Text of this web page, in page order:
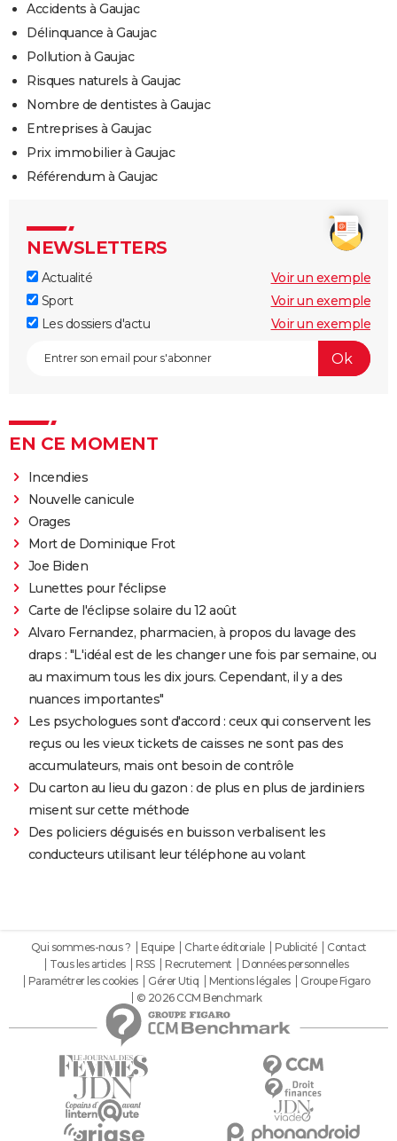
Accidents à Gaujac
Délinquance à Gaujac
Pollution à Gaujac
Risques naturels à Gaujac
Nombre de dentistes à Gaujac
Entreprises à Gaujac
Prix immobilier à Gaujac
Référendum à Gaujac
NEWSLETTERS
Actualité
Voir un exemple
Sport
Voir un exemple
Les dossiers d'actu
Voir un exemple
EN CE MOMENT
Incendies
Nouvelle canicule
Orages
Mort de Dominique Frot
Joe Biden
Lunettes pour l'éclipse
Carte de l'éclipse solaire du 12 août
Alvaro Fernandez, pharmacien, à propos du lavage des
draps : "L'idéal est de les changer une fois par semaine, ou
au maximum tous les dix jours. Cependant, il y a des
nuances importantes"
Les psychologues sont d'accord : ceux qui conservent les
reçus ou les vieux tickets de caisses ne sont pas des
accumulateurs, mais ont besoin de contrôle
Du carton au lieu du gazon : de plus en plus de jardiniers
misent sur cette méthode
Des policiers déguisés en buisson verbalisent les
conducteurs utilisant leur téléphone au volant
Qui sommes-nous ? Equipe Charte éditoriale Publicité
Contact
Tous les articles
RSS Recrutement
Données personnelles
Paramétrer les cookies
Gérer Utiq Mentions légales
Groupe Figaro
© 2026 CCM Benchmark